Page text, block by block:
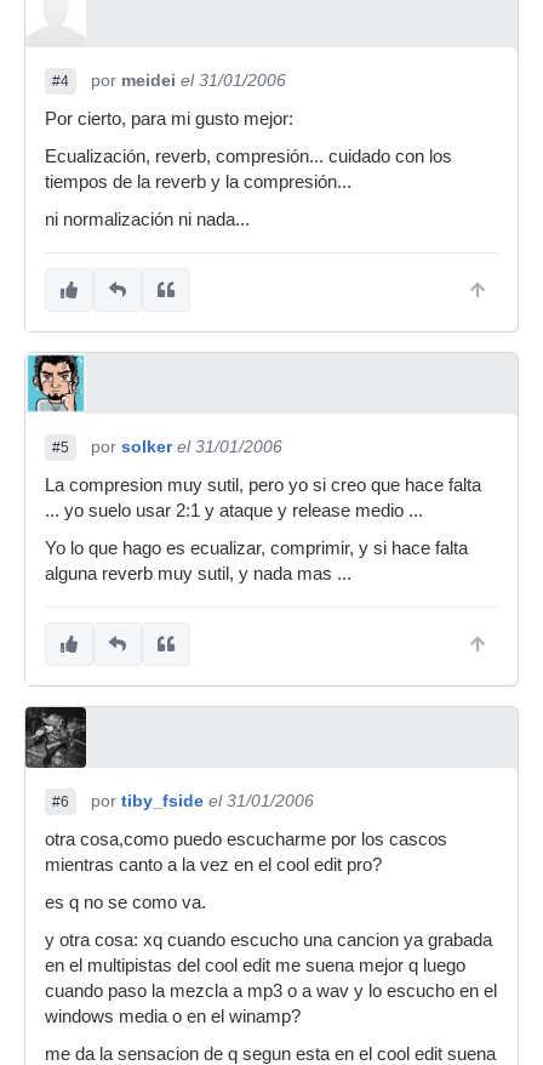
#4 por meidei el 31/01/2006
Por cierto, para mi gusto mejor:
Ecualización, reverb, compresión... cuidado con los
tiempos de la reverb y la compresión...
ni normalización ni nada...
#5 por solker el 31/01/2006
La compresion muy sutil, pero yo si creo que hace falta
... yo suelo usar 2:1 y ataque y release medio ...
Yo lo que hago es ecualizar, comprimir, y si hace falta
alguna reverb muy sutil, y nada mas ...
#6 por tiby_fside el 31/01/2006
otra cosa,como puedo escucharme por los cascos
mientras canto a la vez en el cool edit pro?
es q no se como va.
y otra cosa: xq cuando escucho una cancion ya grabada
en el multipistas del cool edit me suena mejor q luego
cuando paso la mezcla a mp3 o a wav y lo escucho en el
windows media o en el winamp?
me da la sensacion de q segun esta en el cool edit suena